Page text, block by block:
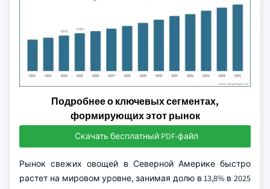
Подробнее о ключевых сегментах,
формирующих этот рынок
Скачать бесплатный PDF-файл
Рынок свежих овощей в Северной Америке быстро
растет на мировом уровне, занимая долю в 13,8% в 2025